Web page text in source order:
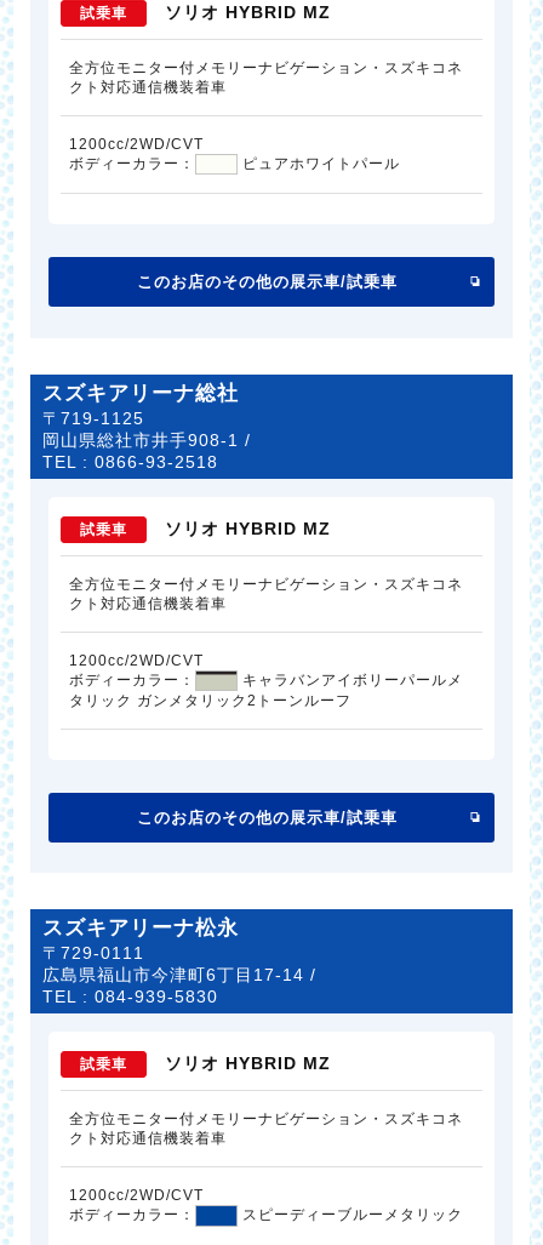
試乗車 ソリオ HYBRID MZ
全方位モニター付メモリーナビゲーション・スズキコネ
クト対応通信機装着車
1200cc/2WD/CVT
ボディーカラー：
ピュアホワイトパール
このお店のその他の展示車/試乗車
スズキアリーナ総社
〒719-1125
岡山県総社市井手908-1 /
TEL :0866-93-2518
試乗車 ソリオ HYBRID MZ
全方位モニター付メモリーナビゲーション・スズキコネ
クト対応通信機装着車
1200cc/2WD/CVT
ボディーカラー：
キャラバンアイボリーパールメ
タリック ガンメタリック2トーンルーフ
このお店のその他の展示車/試乗車
スズキアリーナ松永
〒729-0111
広島県福山市今津町6丁目17-14 /
TEL :084-939-5830
試乗車 ソリオ HYBRID MZ
全方位モニター付メモリーナビゲーション・スズキコネ
クト対応通信機装着車
1200cc/2WD/CVT
ボディーカラー：
スピーディーブルーメタリック